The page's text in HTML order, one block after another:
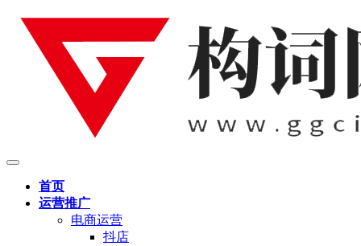
首页
运营推广
电商运营
抖店